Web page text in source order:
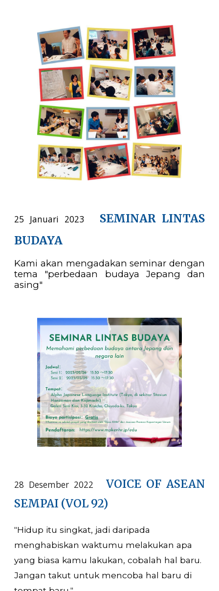
25 Januari 2023
SEMINAR LINTAS
BUDAYA
Kami akan mengadakan seminar dengan
tema "perbedaan budaya Jepang dan
asing"
28 Desember 2022VOICE OF ASEAN
SEMPAI (VOL 92)
"Hidup itu singkat, jadi daripada
menghabiskan waktumu melakukan apa
yang biasa kamu lakukan, cobalah hal baru.
Jangan takut untuk mencoba hal baru di